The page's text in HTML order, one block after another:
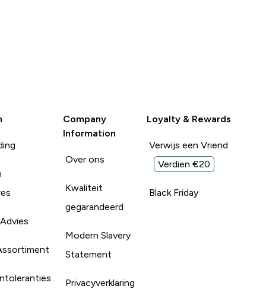
Company
Information
Over ons
Kwaliteit
gegarandeerd
Modern Slavery
Statement
Privacyverklaring
Loyalty & Rewards
Verwijs een Vriend
Verdien €20
Black Friday